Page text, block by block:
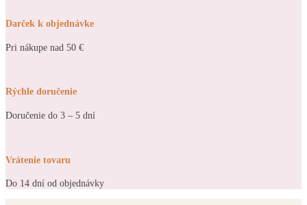
Darček k objednávke
Pri nákupe nad 50 €
Rýchle doručenie
Doručenie do 3 – 5 dní
Vrátenie tovaru
Do 14 dní od objednávky